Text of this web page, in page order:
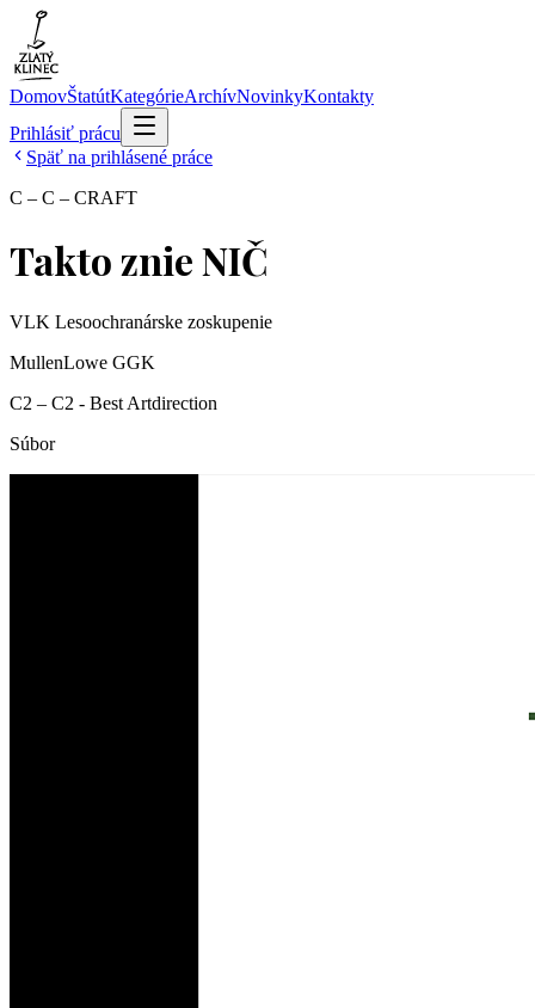
DomovŠtatútKategórieArchívNovinkyKontakty
Prihlásiť prácu
Späť na prihlásené práce
C – C – CRAFT
Takto znie NIČ
VLK Lesoochranárske zoskupenie
MullenLowe GGK
C2 – C2 - Best Artdirection
Súbor